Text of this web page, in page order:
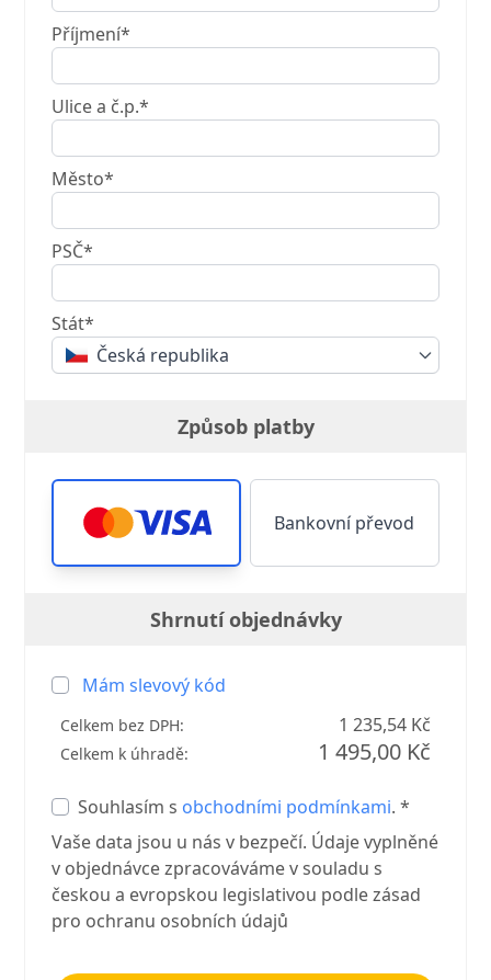
Příjmení*
Ulice a č.p.*
Město*
PSČ*
Stát*
Česká republika
Způsob platby
Bankovní převod
Shrnutí objednávky
Mám slevový kód
Celkem bez DPH: 1 235,54 Kč
Celkem k úhradě: 1 495,00 Kč
Souhlasím s obchodními podmínkami. *
Vaše data jsou u nás v bezpečí. Údaje vyplněné
v objednávce zpracováváme v souladu s
českou a evropskou legislativou podle zásad
pro ochranu osobních údajů